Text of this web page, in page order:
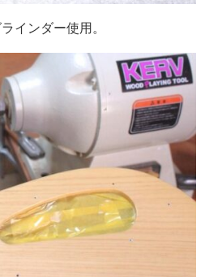
インダー使用。